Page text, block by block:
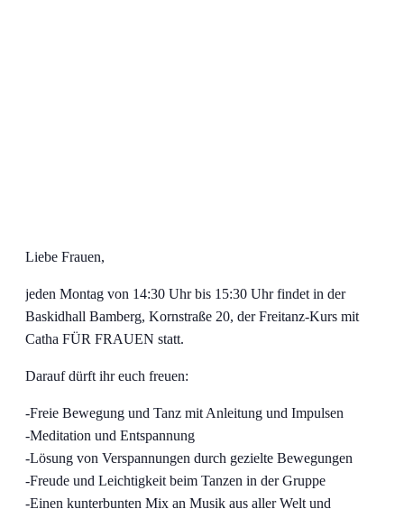
Liebe Frauen,
jeden Montag von 14:30 Uhr bis 15:30 Uhr findet in der
Baskidhall Bamberg, Kornstraße 20, der Freitanz-Kurs mit
Catha FÜR FRAUEN statt.
Darauf dürft ihr euch freuen:
-Freie Bewegung und Tanz mit Anleitung und Impulsen
-Meditation und Entspannung
-Lösung von Verspannungen durch gezielte Bewegungen
-Freude und Leichtigkeit beim Tanzen in der Gruppe
-Einen kunterbunten Mix an Musik aus aller Welt und